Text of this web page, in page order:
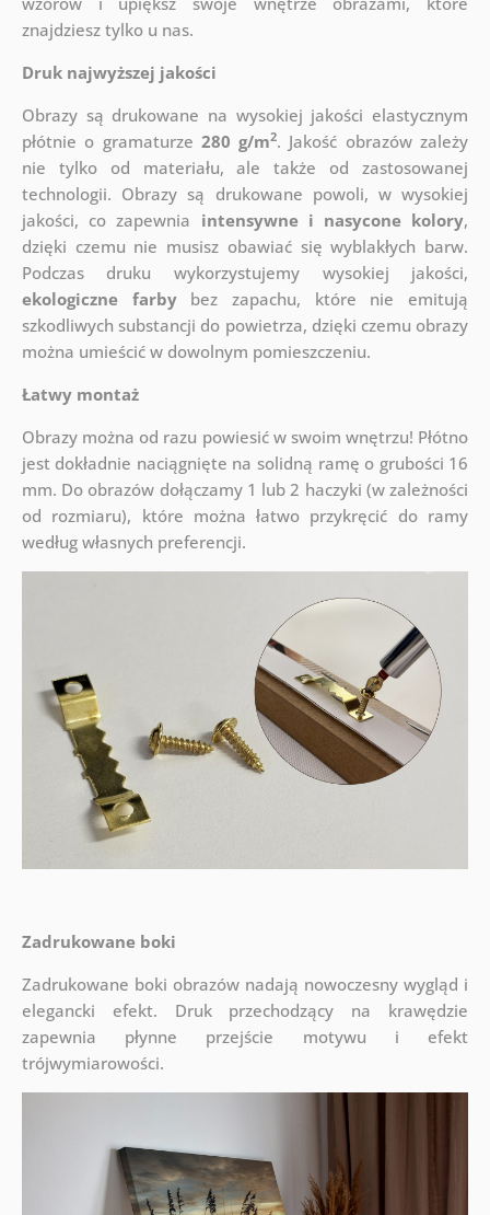
znajdziesz tylko u nas.
Druk najwyższej jakości
Obrazy są drukowane na wysokiej jakości elastycznym
płótnie o gramaturze 280 g/m2. Jakość obrazów zależy
nie tylko od materiału, ale także od zastosowanej
technologii. Obrazy są drukowane powoli, w wysokiej
jakości, co zapewnia intensywne i nasycone kolory,
dzięki czemu nie musisz obawiać się wyblakłych barw.
Podczas druku wykorzystujemy wysokiej jakości,
ekologiczne farbybez zapachu, które nie emitują
szkodliwych substancji do powietrza, dzięki czemu obrazy
można umieścić w dowolnym pomieszczeniu.
Łatwy montaż
Obrazy można od razu powiesić w swoim wnętrzu! Płótno
jest dokładnie naciągnięte na solidną ramę o grubości 16
mm. Do obrazów dołączamy 1 lub 2 haczyki (w zależności
od rozmiaru), które można łatwo przykręcić do ramy
według własnych preferencji.
Zadrukowane boki
Zadrukowane boki obrazów nadają nowoczesny wygląd i
elegancki efekt. Druk przechodzący na krawędzie
zapewnia płynne przejście motywu i efekt
trójwymiarowości.